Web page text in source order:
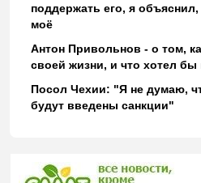
поддержать его, я
моё
Антон Привольнов - о том,
своей жизни, и что хотел бы
Посол Чехии: "Я не думаю,
будут введены санкции"